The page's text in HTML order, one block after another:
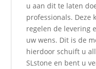
u aan dit te laten
professionals. Deze
regelen de levering
uw wens. Dit is de
hierdoor schuift u
SLstone en bent u